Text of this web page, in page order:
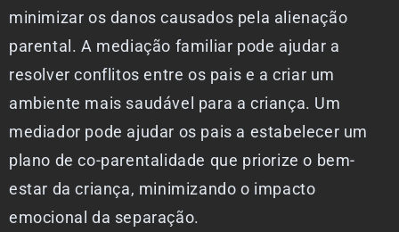
minimizar os danos causados pela alienação
parental. A mediação familiar pode ajudar a
resolver conflitos entre os pais e a criar um
ambiente mais saudável para a criança. Um
mediador pode ajudar os pais a estabelecer um
plano de co-parentalidade que priorize o bem-
estar da criança, minimizando o impacto
emocional da separação.